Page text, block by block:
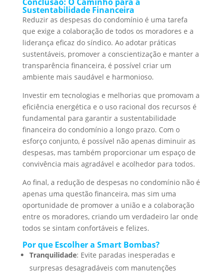
Sustentabilidade Financeira
Reduzir as despesas do condomínio é uma tarefa
que exige a colaboração de todos os moradores e a
liderança eficaz do síndico. Ao adotar práticas
sustentáveis, promover a conscientização e manter a
transparência financeira, é possível criar um
ambiente mais saudável e harmonioso.
Investir em tecnologias e melhorias que promovam a
eficiência energética e o uso racional dos recursos é
fundamental para garantir a sustentabilidade
financeira do condomínio a longo prazo. Com o
esforço conjunto, é possível não apenas diminuir as
despesas, mas também proporcionar um espaço de
convivência mais agradável e acolhedor para todos.
Ao final, a redução de despesas no condomínio não é
apenas uma questão financeira, mas sim uma
oportunidade de promover a união e a colaboração
entre os moradores, criando um verdadeiro lar onde
todos se sintam confortáveis e felizes.
Por que Escolher a Smart Bombas?
Tranquilidade: Evite paradas inesperadas e
surpresas desagradáveis com manutenções